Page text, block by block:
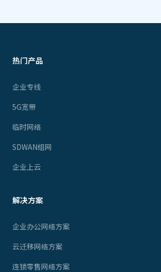
热门产品
企业专线
5G宽带
临时网络
SDWAN组网
企业上云
解决方案
企业办公网络方案
云迁移网络方案
连锁零售网络方案